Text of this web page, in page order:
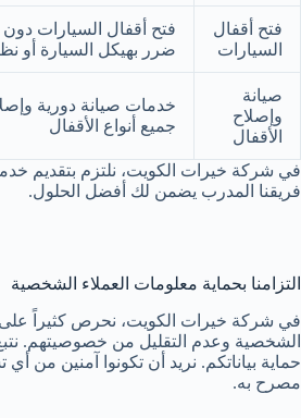
فتح أقفال
السيارات
فتح أقفال السيارات دون
ضرر بهيكل السيارة أو
صيانة
وإصلاح
الأقفال
خدمات صيانة دورية
جميع أنواع الأقفال
في شركة خيرات الكويت، نلتزم بتقديم
فريقنا المدرب يضمن لك أفضل الحلول.
التزامنا بحماية معلومات العملاء الشخصية
في شركة خيرات الكويت، نحرص كثيراً على
الشخصية وعدم التقليل من خصوصيتهم.
حماية بياناتكم. نريد أن تكونوا آمنين من
مصرح به.